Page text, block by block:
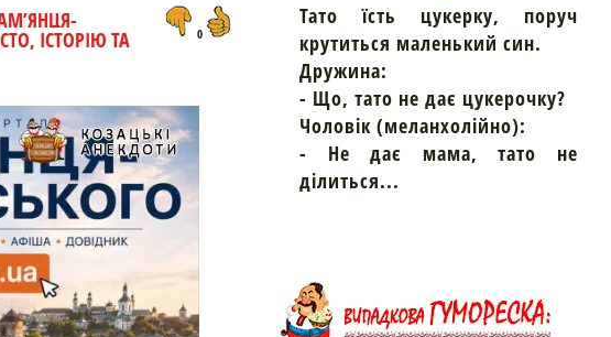
ІСТОРІЮ ТА 0
Тато їсть цукерку, поруч
крутиться маленький син.
Дружина:
- Що, тато не дає цукерочку?
Чоловік (меланхолійно):
- Не дає мама, тато не
ділиться...